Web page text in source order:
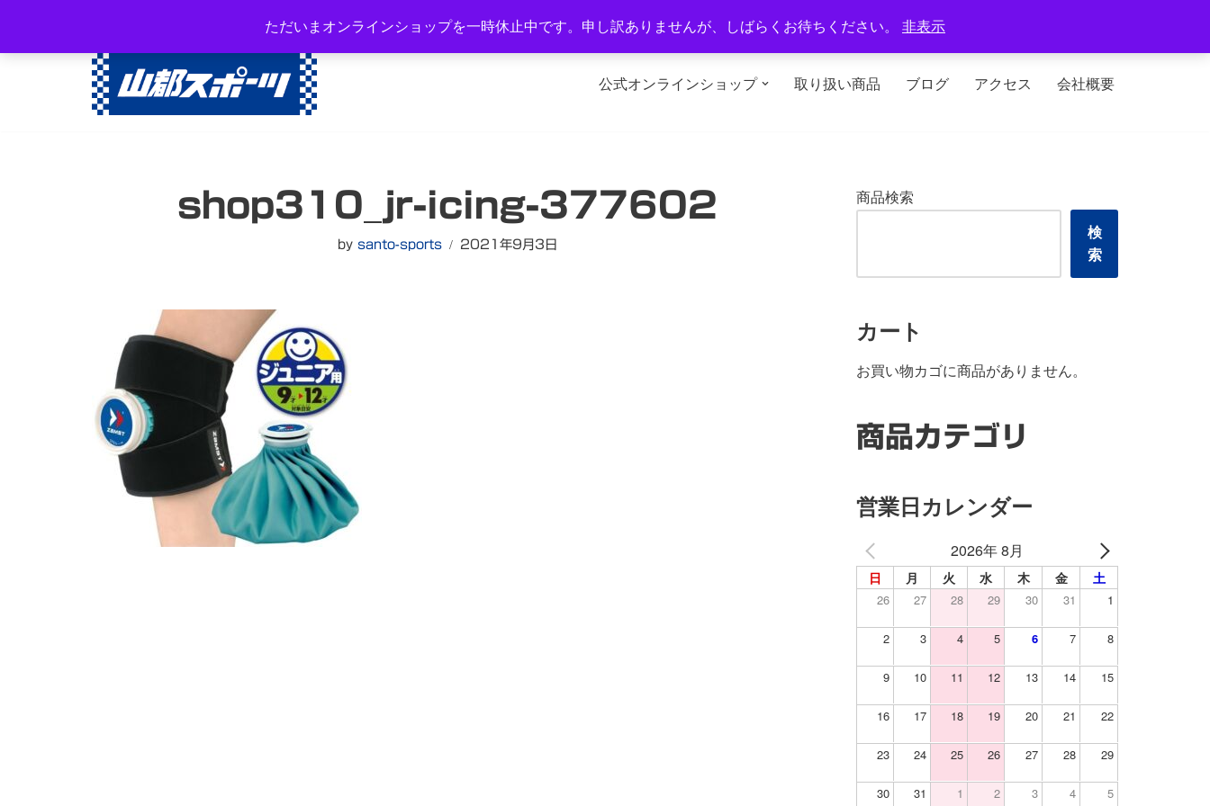
ただいまオンラインショップを一時休止中です。申し訳ありませんが、しばらくお待ちください。 非表示
コ
岐阜県高山市西之一色町3-1081-2 TEL：0577-34-3434 営業時間：午前10時～午後6時 定休日：火曜日、水曜日
公式オンラインショップ 取り扱い商品 ブログ アクセス 会社概要
shop310_jr-icing-377602
by santo-sports 2021年9月3日
商品検索
検
索
カート
お買い物カゴに商品がありません。
商品カテゴリ
営業日カレンダー
2026年 8月
日 月 火 水 木 金 土
26 27 28 29 30 31 1
2 3 4 5 6 7 8
9 10 11 12 13 14 15
16 17 18 19 20 21 22
23 24 25 26 27 28 29
30 31 1 2 3 4 5